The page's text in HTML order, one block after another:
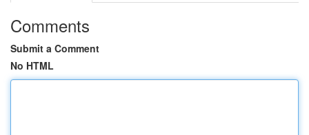
Comments
Submit a Comment
No HTML